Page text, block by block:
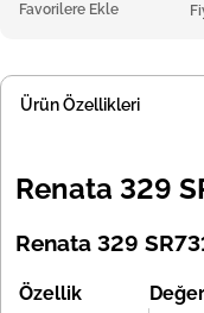
Favorilere Ekle
Ürün Özellikleri
Renata 329
Renata 329
Özellik Değer